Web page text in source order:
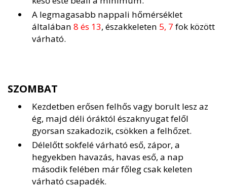
A legmagasabb nappali hőmérséklet
általában 8 és 13, északkeleten 5, 7 fok között
várható.
SZOMBAT
Kezdetben erősen felhős vagy borult lesz az
ég, majd déli óráktól északnyugat felől
gyorsan szakadozik, csökken a felhőzet.
Délelőtt sokfelé várható eső, zápor, a
hegyekben havazás, havas eső, a nap
második felében már főleg csak keleten
várható csapadék.